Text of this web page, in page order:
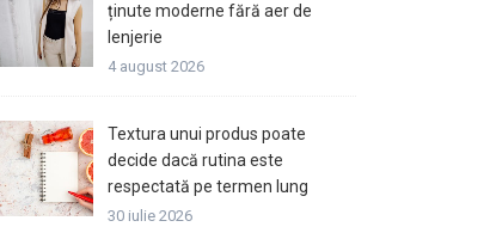
ținute moderne fără aer de
lenjerie
4 august 2026
Textura unui produs poate
decide dacă rutina este
respectată pe termen lung
30 iulie 2026